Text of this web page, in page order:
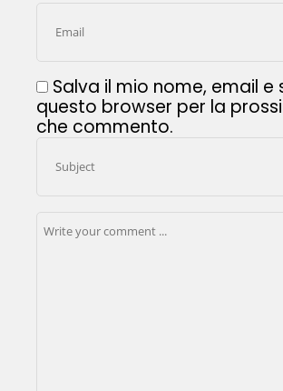
Salva il mio nome, email e
questo browser per la
che commento.